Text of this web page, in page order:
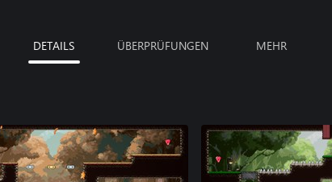
DETAILS ÜBERPRÜFUNGEN MEHR